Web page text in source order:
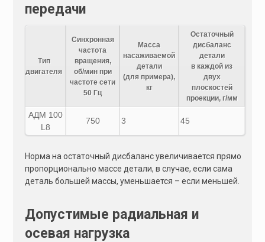
передачи
Тип
двигателя
Синхронная
частота
вращения,
об/мин при
частоте сети
50 Гц
Масса
насаживаемой
детали
(для примера),
кг
Остаточный
дисбаланс
детали
в каждой из
двух
плоскостей
проекции, г/мм
АДМ 100
L8
750 3 45
Норма на остаточный дисбаланс увеличивается прямо
пропорционально массе детали, в случае, если сама
деталь большей массы, уменьшается – если меньшей.
Допустимые радиальная и
осевая нагрузка